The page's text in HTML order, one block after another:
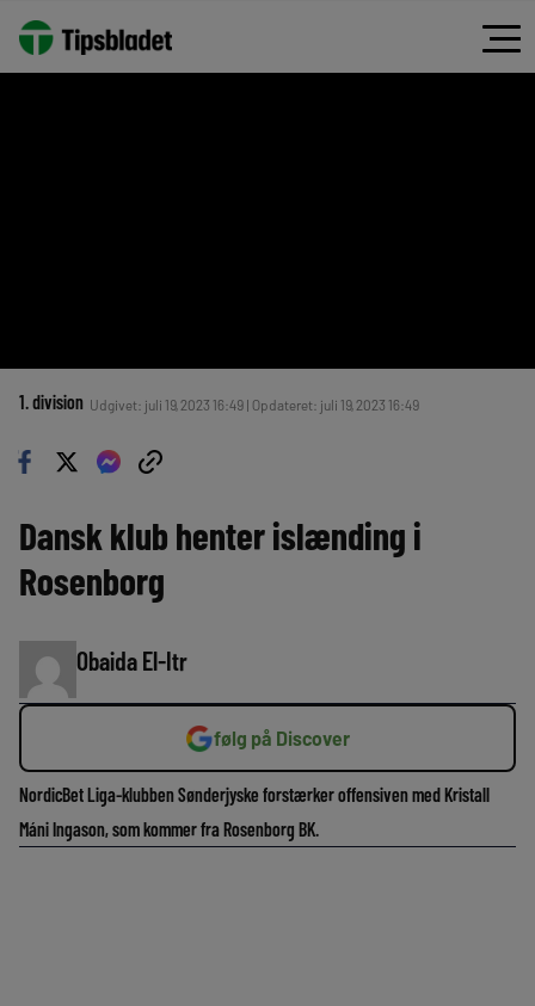
1. division Udgivet: juli 19, 2023 16:49 | Opdateret: juli 19, 2023 16:49
Dansk klub henter islænding i
Rosenborg
Obaida El-Itr
følg på Discover
NordicBet Liga-klubben Sønderjyske forstærker offensiven med Kristall
Máni Ingason, som kommer fra Rosenborg BK.